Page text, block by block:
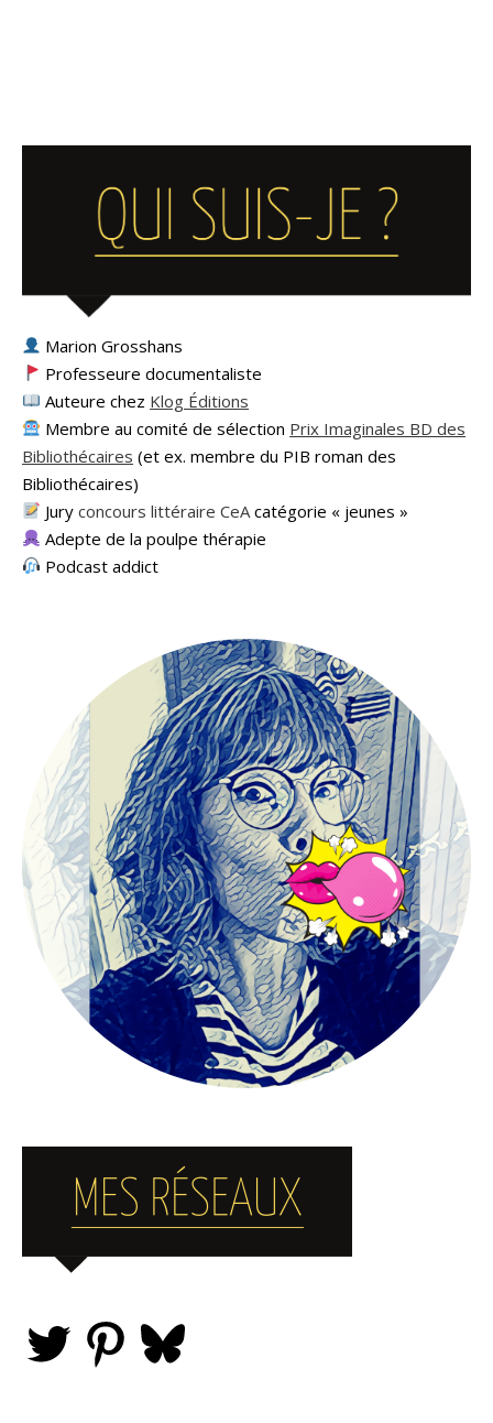
Marion Grosshans
Professeure documentaliste
Auteure chez Klog Éditions
Membre au comité de sélection Prix Imaginales BD des
Bibliothécaires (et ex. membre du PIB roman des
Bibliothécaires)
Juryconcours littéraire CeA catégorie « jeunes »
Adepte de la poulpe thérapie
Podcast addict